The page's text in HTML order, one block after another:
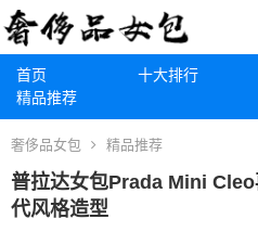
首页 十大排行
精品推荐
奢侈品女包 精品推荐
普拉达女包Prada Mini
代风格造型